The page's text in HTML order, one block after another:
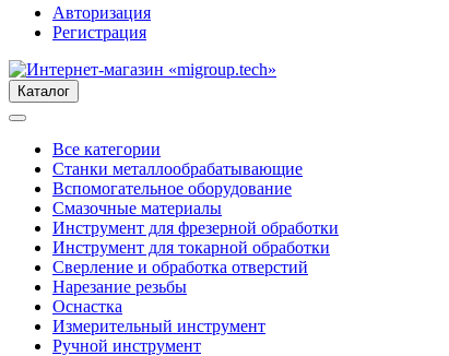
Авторизация
Регистрация
Каталог
Все категории
Станки металлообрабатывающие
Вспомогательное оборудование
Смазочные материалы
Инструмент для фрезерной обработки
Инструмент для токарной обработки
Сверление и обработка отверстий
Нарезание резьбы
Оснастка
Измерительный инструмент
Ручной инструмент